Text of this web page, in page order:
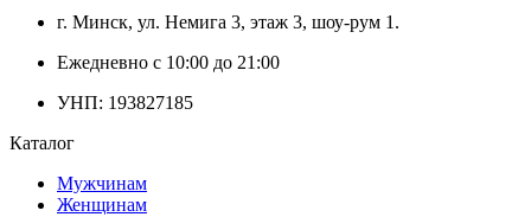
г. Минск, ул. Немига 3, этаж 3, шоу-рум 1.
Ежедневно с 10:00 до 21:00
УНП: 193827185
Каталог
Мужчинам
Женщинам